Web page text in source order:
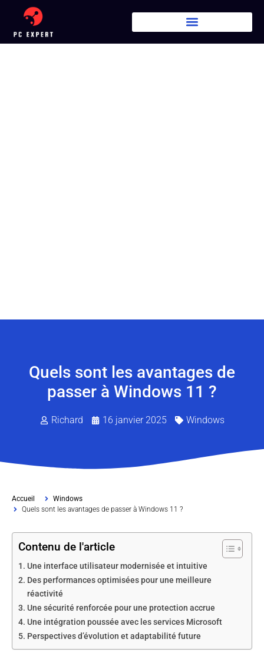
Quels sont les avantages de
passer à Windows 11 ?
Richard 16 janvier 2025 Windows
Accueil
Windows
Quels sont les avantages de passer à Windows 11 ?
Contenu de l'article
Une interface utilisateur modernisée et intuitive
Des performances optimisées pour une meilleure
réactivité
Une sécurité renforcée pour une protection accrue
Une intégration poussée avec les services Microsoft
Perspectives d’évolution et adaptabilité future